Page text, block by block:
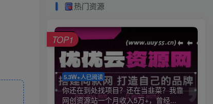
热门资源
5.3W+人已阅读
你还在到处找项目？还在当韭菜？我靠
网创资源站一个月收入5万+，曾经...
TOP1